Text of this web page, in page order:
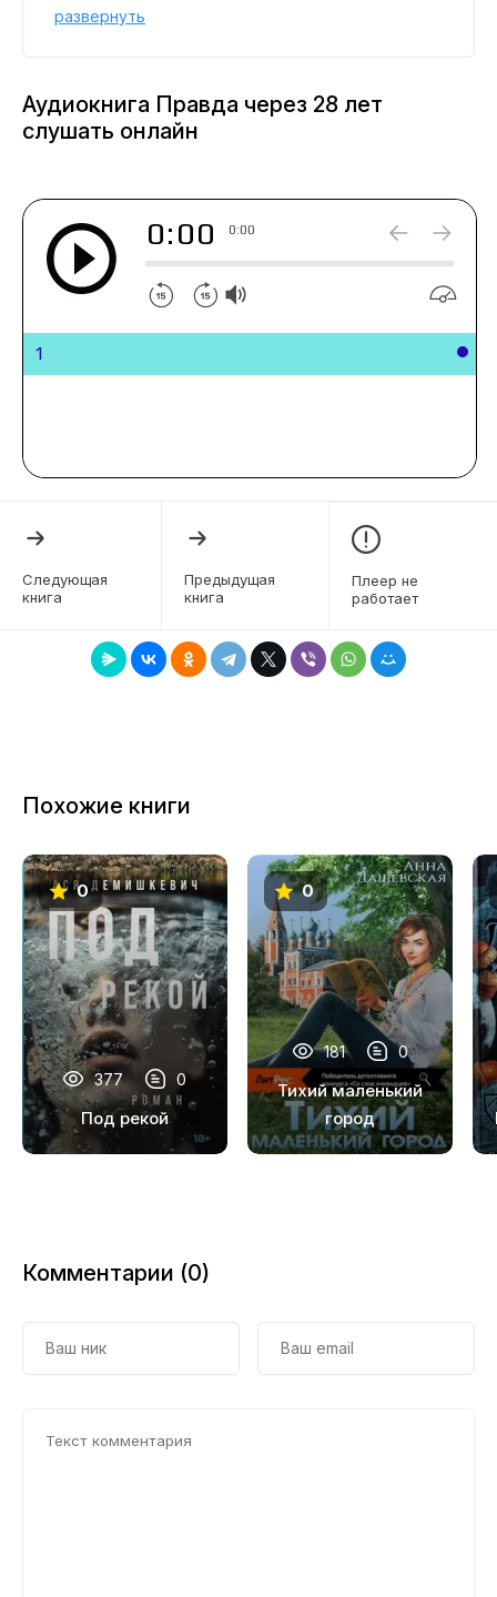
скрывалась на поверхности.
развернуть
Аудиокнига Правда через 28 лет
слушать онлайн
0:00 0:00
1
Следующая
книга
Предыдущая
книга
Плеер не
работает
Похожие книги
0
377 0
Под рекой
0
181 0
Тихий маленький
город
Комментарии (0)